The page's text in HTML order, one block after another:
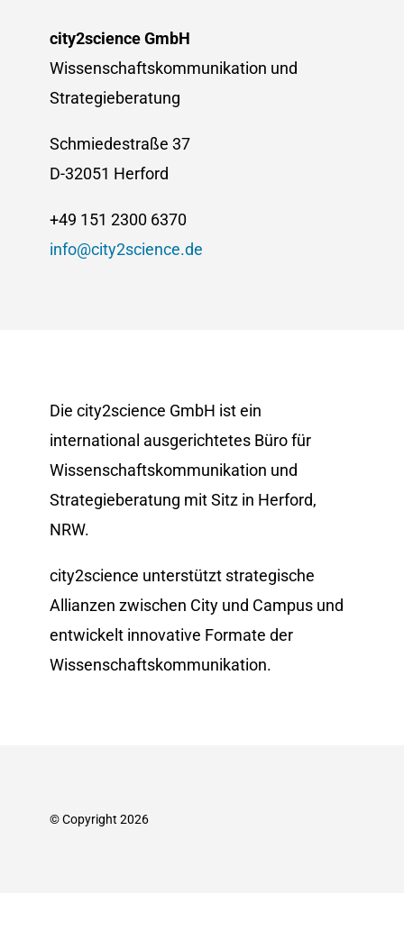
city2science GmbH
Wissenschaftskommunikation und
Strategieberatung
Schmiedestraße 37
D-32051 Herford
+49 151 2300 6370
info@city2science.de
Die city2science GmbH ist ein
international ausgerichtetes Büro für
Wissenschaftskommunikation und
Strategieberatung mit Sitz in Herford,
NRW.
city2science unterstützt strategische
Allianzen zwischen City und Campus und
entwickelt innovative Formate der
Wissenschafts­kommunikation.
© Copyright 2026